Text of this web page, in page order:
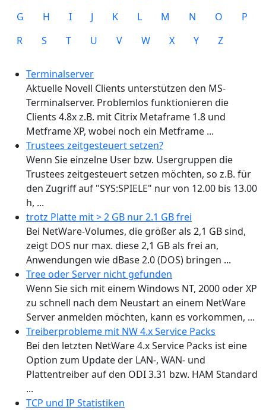
G
H I J K L M N O
P
R
S T U V W X Y Z
Terminalserver
Aktuelle Novell Clients unterstützen den MS-
Terminalserver. Problemlos funktionieren die
Clients 4.8x z.B. mit Citrix Metaframe 1.8 und
Metframe XP, wobei noch ein Metframe ...
Trustees zeitgesteuert setzen?
Wenn Sie einzelne User bzw. Usergruppen die
Trustees zeitgesteuert setzen möchten, so z.B. für
den Zugriff auf "SYS:SPIELE" nur von 12.00 bis 13.00
h, ...
trotz Platte mit > 2 GB nur 2.1 GB frei
Bei NetWare-Volumes, die größer als 2,1 GB sind,
zeigt DOS nur max. diese 2,1 GB als frei an,
Anwendungen wie dBase 2.0 (DOS) bringen ...
Tree oder Server nicht gefunden
Wenn Sie sich mit einem Windows NT, 2000 oder XP
zu schnell nach dem Neustart an einem NetWare
Server anmelden möchten, kann es vorkommen, ...
Treiberprobleme mit NW 4.x Service Packs
Bei den letzten NetWare 4.x Service Packs ist eine
Option zum Update der LAN-, WAN- und
Plattentreiber auf den ODI 3.31 bzw. HAM Standard
...
TCP und IP Statistiken